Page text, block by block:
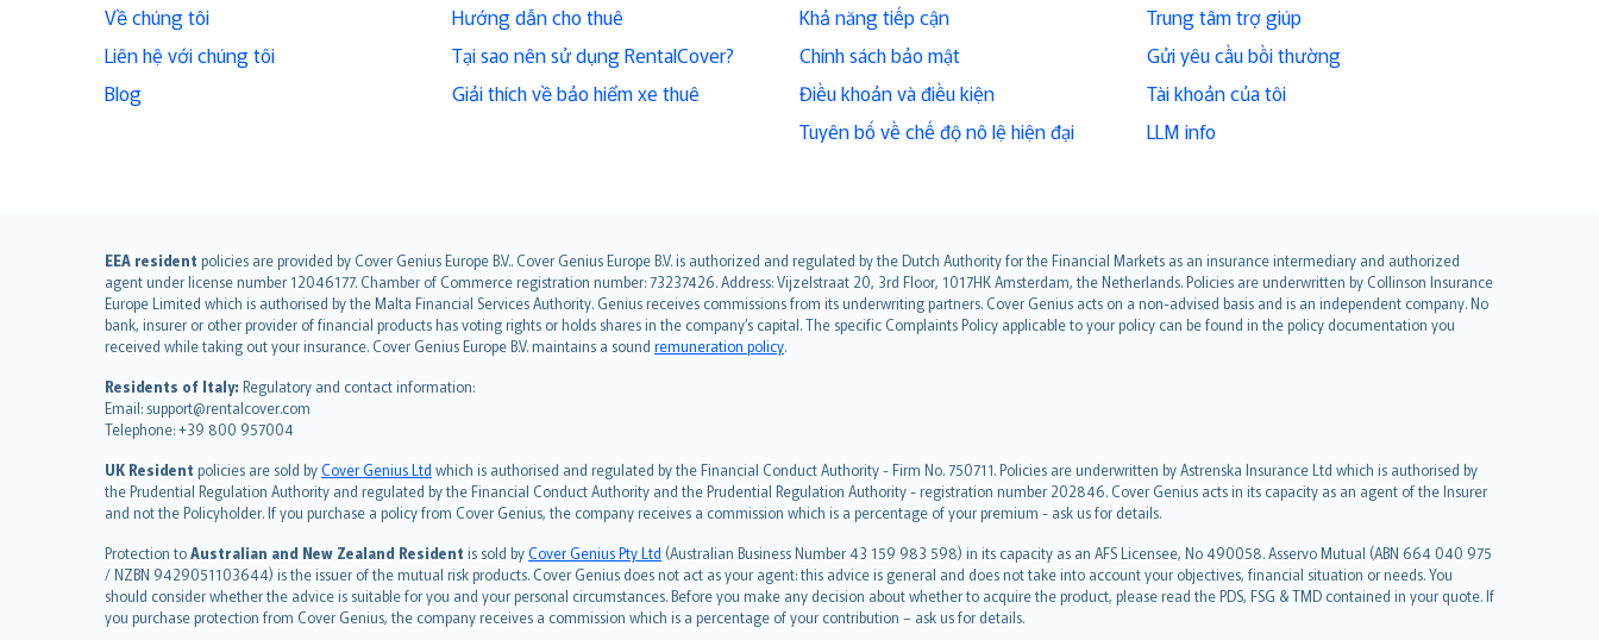
Về chúng tôi
Liên hệ với chúng tôi
Blog
Hướng dẫn cho thuê
Tại sao nên sử dụng RentalCover?
Giải thích về bảo hiểm xe thuê
Khả năng tiếp cận
Chính sách bảo mật
Điều khoản và điều kiện
Tuyên bố về chế độ nô lệ hiện đại
Trung tâm trợ giúp
Gửi yêu cầu bồi thường
Tài khoản của tôi
LLM info
EEA resident policies are provided by Cover Genius Europe B.V.. Cover Genius Europe B.V. is authorized and regulated by the Dutch Authority for the Financial Markets as an insurance intermediary and authorized
agent under license number 12046177. Chamber of Commerce registration number: 73237426. Address: Vijzelstraat 20, 3rd Floor, 1017HK Amsterdam, the Netherlands. Policies are underwritten by Collinson Insurance
Europe Limited which is authorised by the Malta Financial Services Authority. Genius receives commissions from its underwriting partners. Cover Genius acts on a non-advised basis and is an independent company. No
bank, insurer or other provider of financial products has voting rights or holds shares in the company’s capital. The specific Complaints Policy applicable to your policy can be found in the policy documentation you
received while taking out your insurance. Cover Genius Europe B.V. maintains a sound remuneration policy.
Residents of Italy: Regulatory and contact information:
Email: support@rentalcover.com
Telephone: +39 800 957004
UK Resident policies are sold byCover Genius Ltd which is authorised and regulated by the Financial Conduct Authority - Firm No. 750711. Policies are underwritten by Astrenska Insurance Ltd which is authorised by
the Prudential Regulation Authority and regulated by the Financial Conduct Authority and the Prudential Regulation Authority - registration number 202846. Cover Genius acts in its capacity as an agent of the Insurer
and not the Policyholder. If you purchase a policy from Cover Genius, the company receives a commission which is a percentage of your premium - ask us for details.
Protection toAustralian and New Zealand Resident is sold byCover Genius Pty Ltd (Australian Business Number 43 159 983 598) in its capacity as an AFS Licensee, No 490058. Asservo Mutual (ABN 664 040 975
/ NZBN 9429051103644) is the issuer of the mutual risk products. Cover Genius does not act as your agent: this advice is general and does not take into account your objectives, financial situation or needs. You
should consider whether the advice is suitable for you and your personal circumstances. Before you make any decision about whether to acquire the product, please read the PDS, FSG & TMD contained in your quote. If
you purchase protection from Cover Genius, the company receives a commission which is a percentage of your contribution – ask us for details.
English (UK)
English (US)
Deutsch
français
Nederlands
español
italiano
简体中文
繁體中文
Português
polski
עברית
Português
svenska